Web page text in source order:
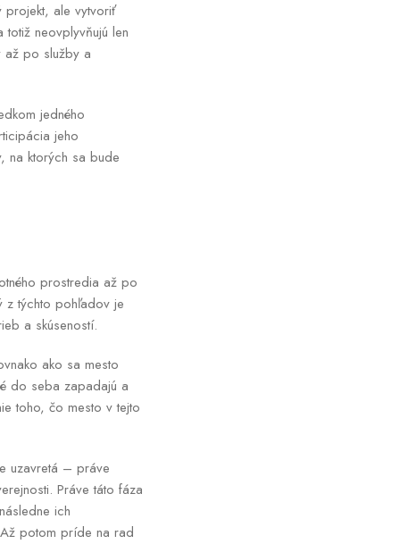
projekt, ale vytvoriť
neovplyvňujú len
až po služby a
jedného
jeho
na ktorých sa bude
prostredia až po
z týchto pohľadov je
a skúseností.
ako sa mesto
do seba zapadajú a
toho, čo mesto v tejto
uzavretá – práve
Práve táto fáza
ich
potom príde na rad